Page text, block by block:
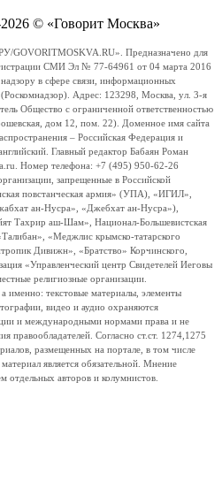
© «Говорит Москва»
Предназначено для
СМИ Эл № 77-64961 от 04 марта 2016
в сфере связи, информационных
Адрес: 123298, Москва, ул. 3-я
Общество с ограниченной ответственностью
дом 12, пом. 22). Доменное имя сайта
– Российская Федерация и
Главный редактор Бабаян Роман
Номер телефона: +7 (495) 950-62-26
запрещенные в Российской
повстанческая армия» (УПА), «ИГИЛ»,
ан-Нусра», «Джебхат ан-Нусра»),
Тахрир аш-Шам», Национал-Большевистская
«Меджлис крымско-татарского
Дивижн», «Братство» Корчинского,
«Управленческий центр Свидетелей Иеговы
религиозные организации.
именно: текстовые материалы, элементы
видео и аудио охраняются
и международными нормами права и не
правообладателей. Согласно ст.ст. 1274,1275
размещенных на портале, в том числе
является обязательной. Мнение
отдельных авторов и колумнистов.